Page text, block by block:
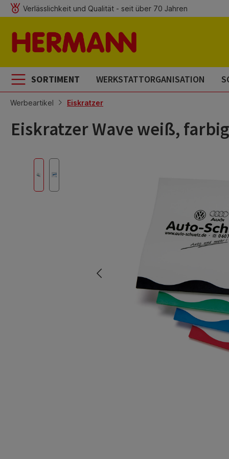
Hauptinhalt springen
Zur Suche springen
Zur Hauptnavigation springen
Verlässlichkeit und Qualität - seit über 70 Jahren
SORTIMENT WERKSTATTORGANISATION
Werbeartikel Eiskratzer
Eiskratzer Wave weiß,
Bildergalerie überspringen